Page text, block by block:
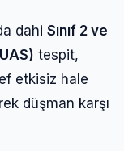
dahi Sınıf 2 ve
tespit,
etkisiz hale
düşman karşı